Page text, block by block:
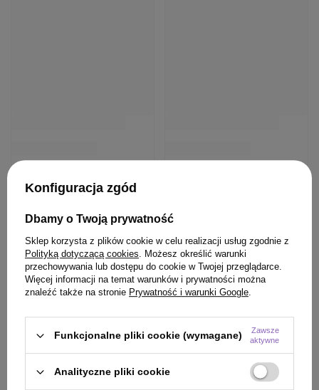
Konfiguracja zgód
Dbamy o Twoją prywatność
Sklep korzysta z plików cookie w celu realizacji usług zgodnie z
Polityką dotyczącą cookies. Możesz określić warunki
przechowywania lub dostępu do cookie w Twojej przeglądarce.
Więcej informacji na temat warunków i prywatności można
znaleźć także na stronie Prywatność i warunki Google.
Funkcjonalne pliki cookie (wymagane)
Zawsze
aktywne
Analityczne pliki cookie